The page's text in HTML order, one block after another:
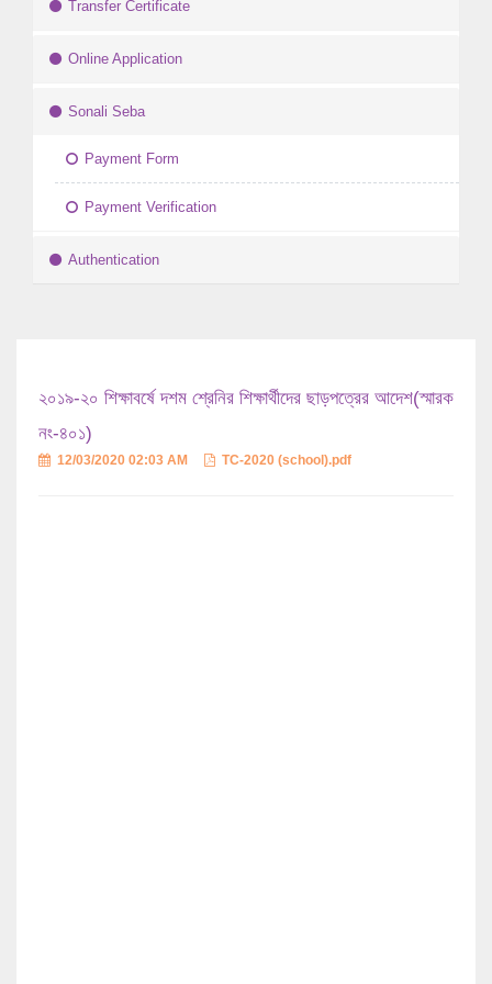
Transfer Certificate
Online Application
Sonali Seba
Payment Form
Payment Verification
Authentication
২০১৯-২০ শিক্ষাবর্ষে দশম শ্রেনির শিক্ষার্থীদের ছাড়পত্রের আদেশ(স্মারক
নং-৪০১)
12/03/2020 02:03 AM TC-2020 (school).pdf